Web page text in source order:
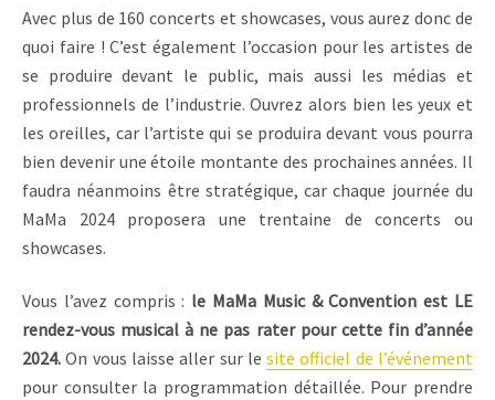
Avec plus de 160 concerts et showcases, vous aurez donc de
quoi faire ! C’est également l’occasion pour les artistes de
se produire devant le public, mais aussi les médias et
professionnels de l’industrie. Ouvrez alors bien les yeux et
les oreilles, car l’artiste qui se produira devant vous pourra
bien devenir une étoile montante des prochaines années. Il
faudra néanmoins être stratégique, car chaque journée du
MaMa 2024 proposera une trentaine de concerts ou
showcases.
Vous l’avez compris : le MaMa Music & Convention est LE
rendez-vous musical à ne pas rater pour cette fin d’année
2024. On vous laisse aller sur lesite officiel de l’événement
pour consulter la programmation détaillée. Pour prendre